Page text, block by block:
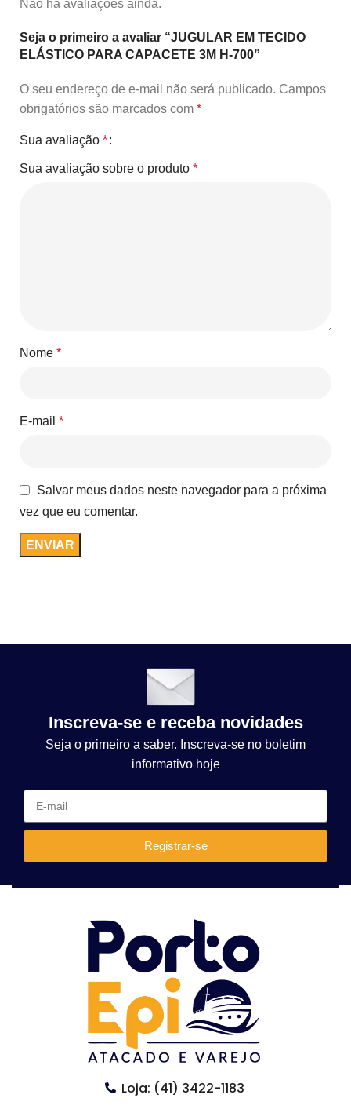
Não há avaliações ainda.
Seja o primeiro a avaliar “JUGULAR EM TECIDO
ELÁSTICO PARA CAPACETE 3M H-700”
O seu endereço de e-mail não será publicado. Campos
obrigatórios são marcados com *
Sua avaliação *
Sua avaliação sobre o produto *
Nome *
E-mail *
Salvar meus dados neste navegador para a próxima
vez que eu comentar.
Inscreva-se e receba novidades
Seja o primeiro a saber. Inscreva-se no boletim
informativo hoje
Registrar-se
Loja: (41) 3422-1183